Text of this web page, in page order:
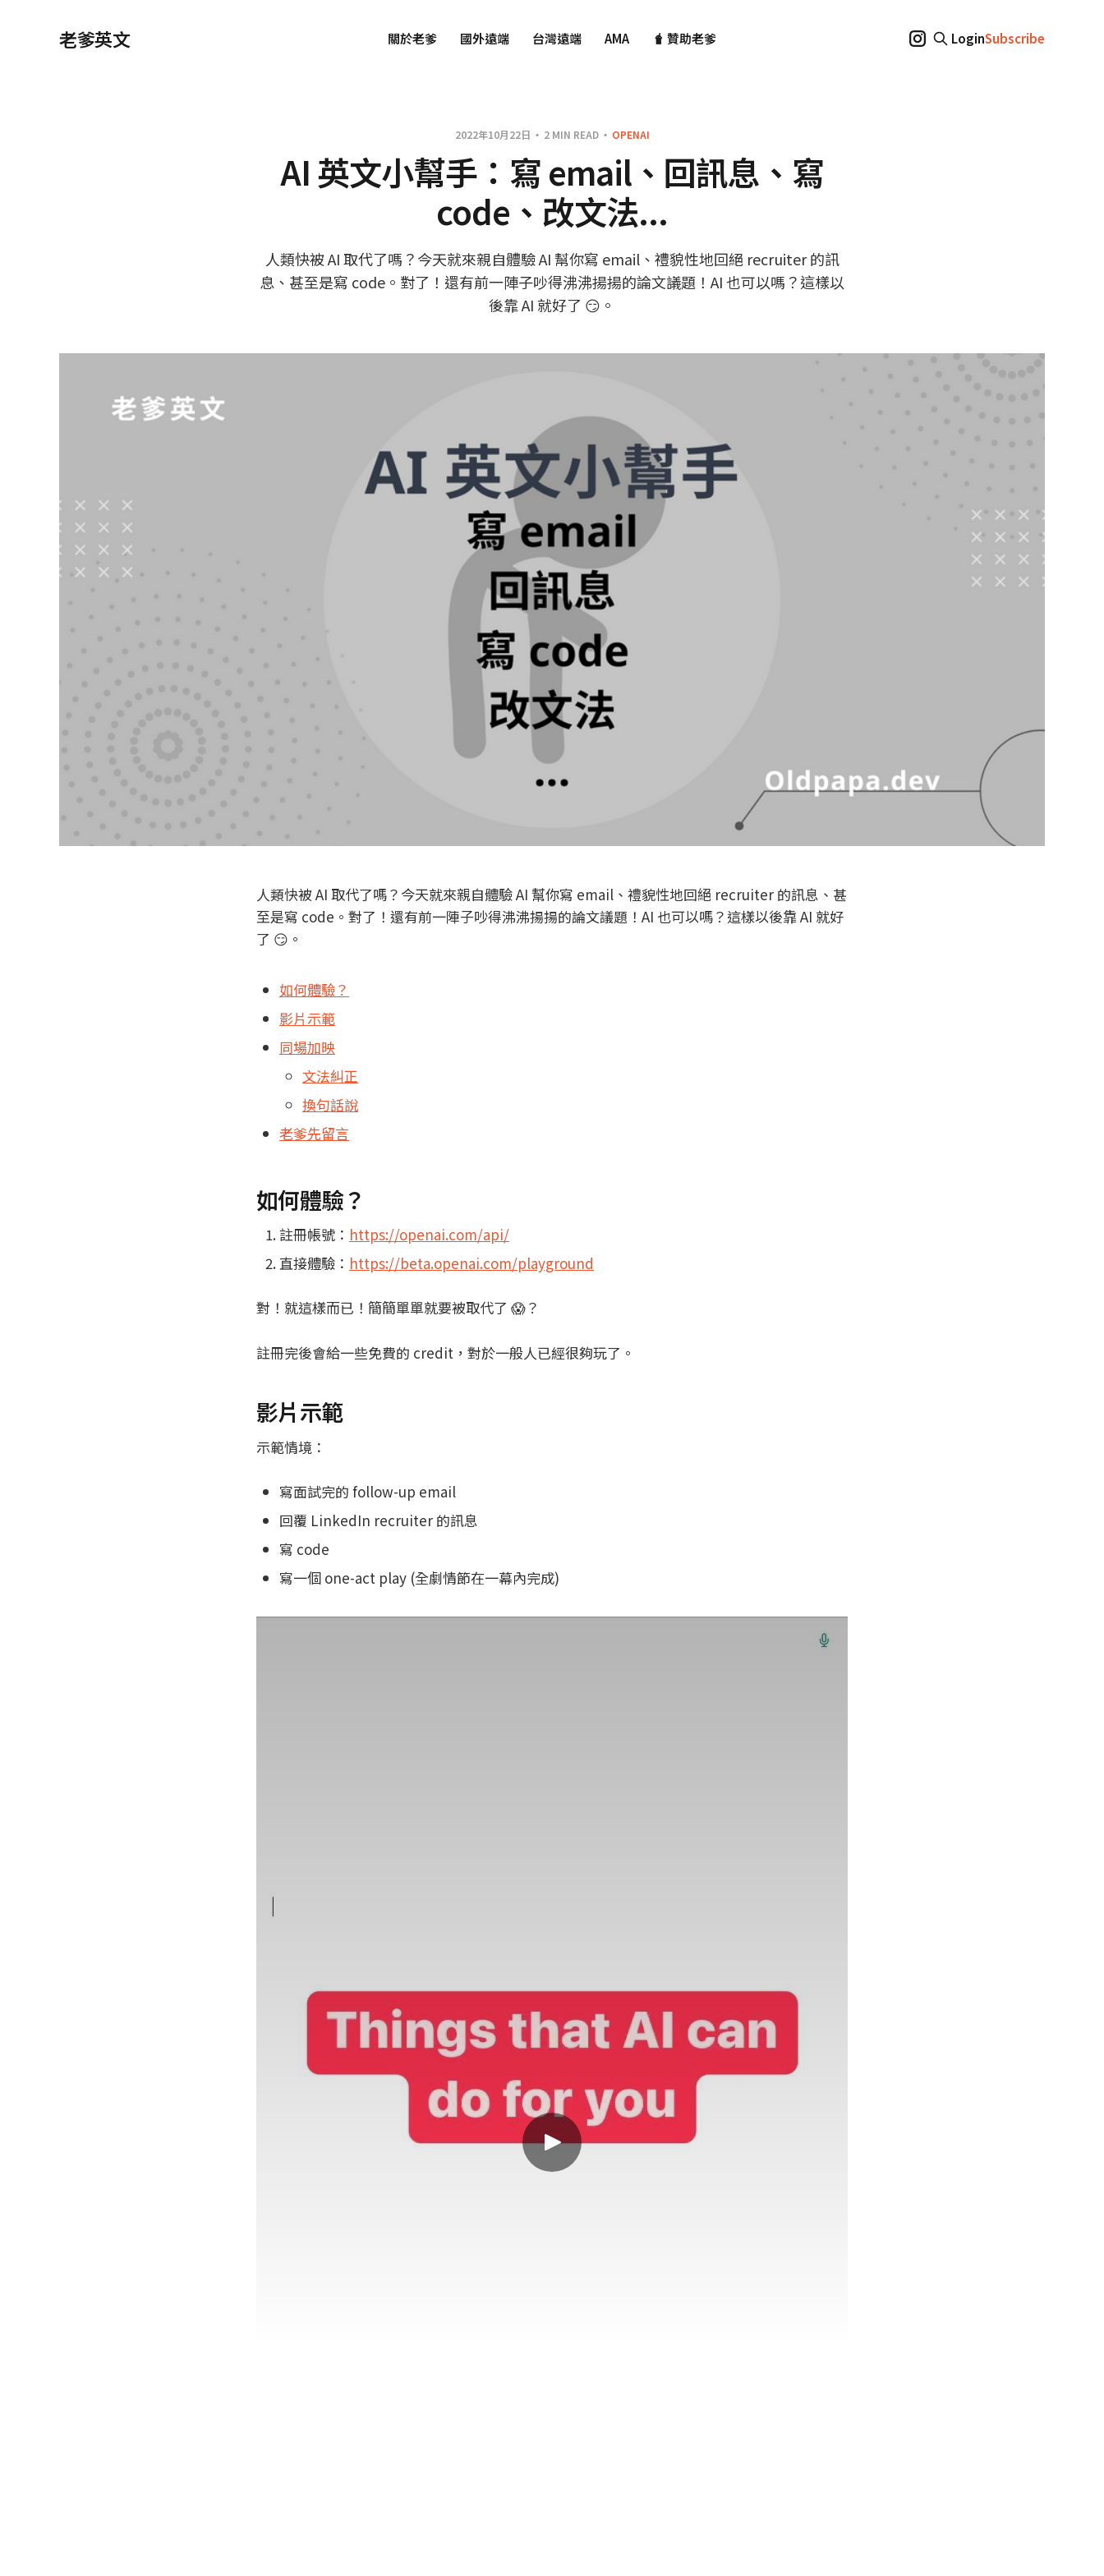
老爹英文 關於老爹 國外遠端 台灣遠端 AMA 🧋 贊助老爹 LoginSubscribe
2022年10月22日 2 MIN READ OPENAI
AI 英文小幫手：寫 email、回訊息、寫
code、改文法...
人類快被 AI 取代了嗎？今天就來親自體驗 AI 幫你寫 email、禮貌性地回絕 recruiter 的訊
息、甚至是寫 code。對了！還有前一陣子吵得沸沸揚揚的論文議題！AI 也可以嗎？這樣以
後靠 AI 就好了 😏。
人類快被 AI 取代了嗎？今天就來親自體驗 AI 幫你寫 email、禮貌性地回絕 recruiter 的訊息、甚
至是寫 code。對了！還有前一陣子吵得沸沸揚揚的論文議題！AI 也可以嗎？這樣以後靠 AI 就好
了 😏。
如何體驗？
影片示範
同場加映
文法糾正
換句話說
老爹先留言
如何體驗？
註冊帳號： https://openai.com/api/
直接體驗： https://beta.openai.com/playground
對！就這樣而已！簡簡單單就要被取代了 😱？
註冊完後會給一些免費的 credit，對於一般人已經很夠玩了。
影片示範
示範情境：
寫面試完的 follow-up email
回覆 LinkedIn recruiter 的訊息
寫 code
寫一個 one-act play (全劇情節在一幕內完成)